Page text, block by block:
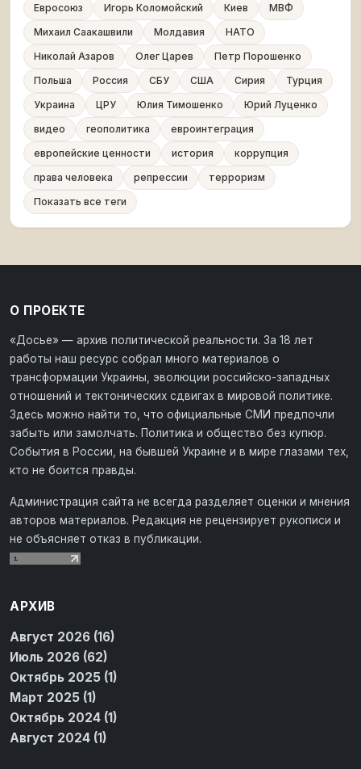
Евросоюз
Игорь Коломойский Киев
МВФ
Михаил Саакашвили
Молдавия
НАТО
Николай Азаров
Олег Царев
Петр Порошенко
Польша
Россия СБУ США Сирия
Турция
Украина
ЦРУ Юлия Тимошенко
Юрий Луценко
видео
геополитика
евроинтеграция
европейские ценности
история
коррупция
права человека
репрессии
терроризм
Показать все теги
О ПРОЕКТЕ
«Досье» — архив политической реальности. За 18 лет
работы наш ресурс собрал много материалов о
трансформации Украины, эволюции российско-западных
отношений и тектонических сдвигах в мировой политике.
Здесь можно найти то, что официальные СМИ предпочли
забыть или замолчать. Политика и общество без купюр.
События в России, на бывшей Украине и в мире глазами тех,
кто не боится правды.
Администрация сайта не всегда разделяет оценки и мнения
авторов материалов. Редакция не рецензирует рукописи и
не объясняет отказ в публикации.
АРХИВ
Август 2026 (16)
Июль 2026 (62)
Октябрь 2025 (1)
Март 2025 (1)
Октябрь 2024 (1)
Август 2024 (1)